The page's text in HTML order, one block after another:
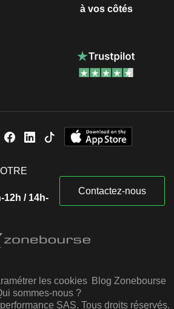
à vos côtés
12h / 14h-
Contactez-nous
les cookies Blog Zonebourse
sommes-nous ?
SAS. Tous droits réservés.